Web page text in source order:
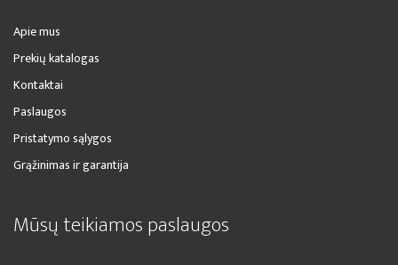
Apie mus
Prekių katalogas
Kontaktai
Paslaugos
Pristatymo sąlygos
Grąžinimas ir garantija
Mūsų teikiamos paslaugos